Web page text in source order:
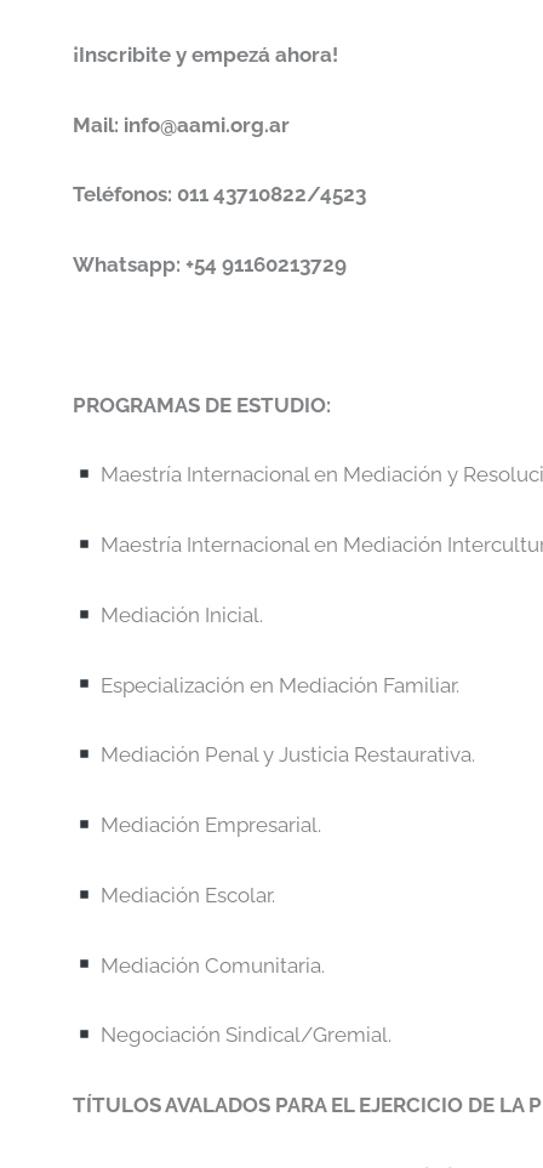
¡Inscribite y empezá ahora!
Mail: info@aami.org.ar
Teléfonos: 011 43710822/4523
Whatsapp: +54 91160213729
PROGRAMAS DE ESTUDIO:
Maestría Internacional en Mediación y
Maestría Internacional en Mediación
Mediación Inicial.
Especialización en Mediación Familiar.
Mediación Penal y Justicia Restaurativa.
Mediación Empresarial.
Mediación Escolar.
Mediación Comunitaria.
Negociación Sindical/Gremial.
TÍTULOS AVALADOS PARA EL EJERCICIO DE LA